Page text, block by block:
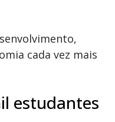
cada vez mais
estudantes